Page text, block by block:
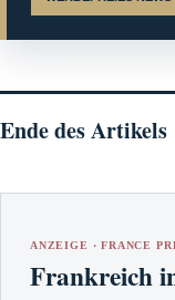
Ende des Artikels
ANZEIGE · FRANCE
Frankreich